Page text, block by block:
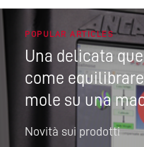
POPULAR ARTICLES
Una delicata
come
mole su una
Novità sui prodotti